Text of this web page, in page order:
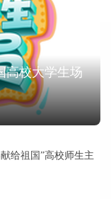
校大学生场
给祖国”高校师生主